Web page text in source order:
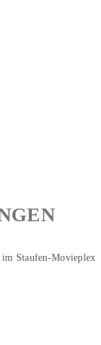
Staufen-Movieplex